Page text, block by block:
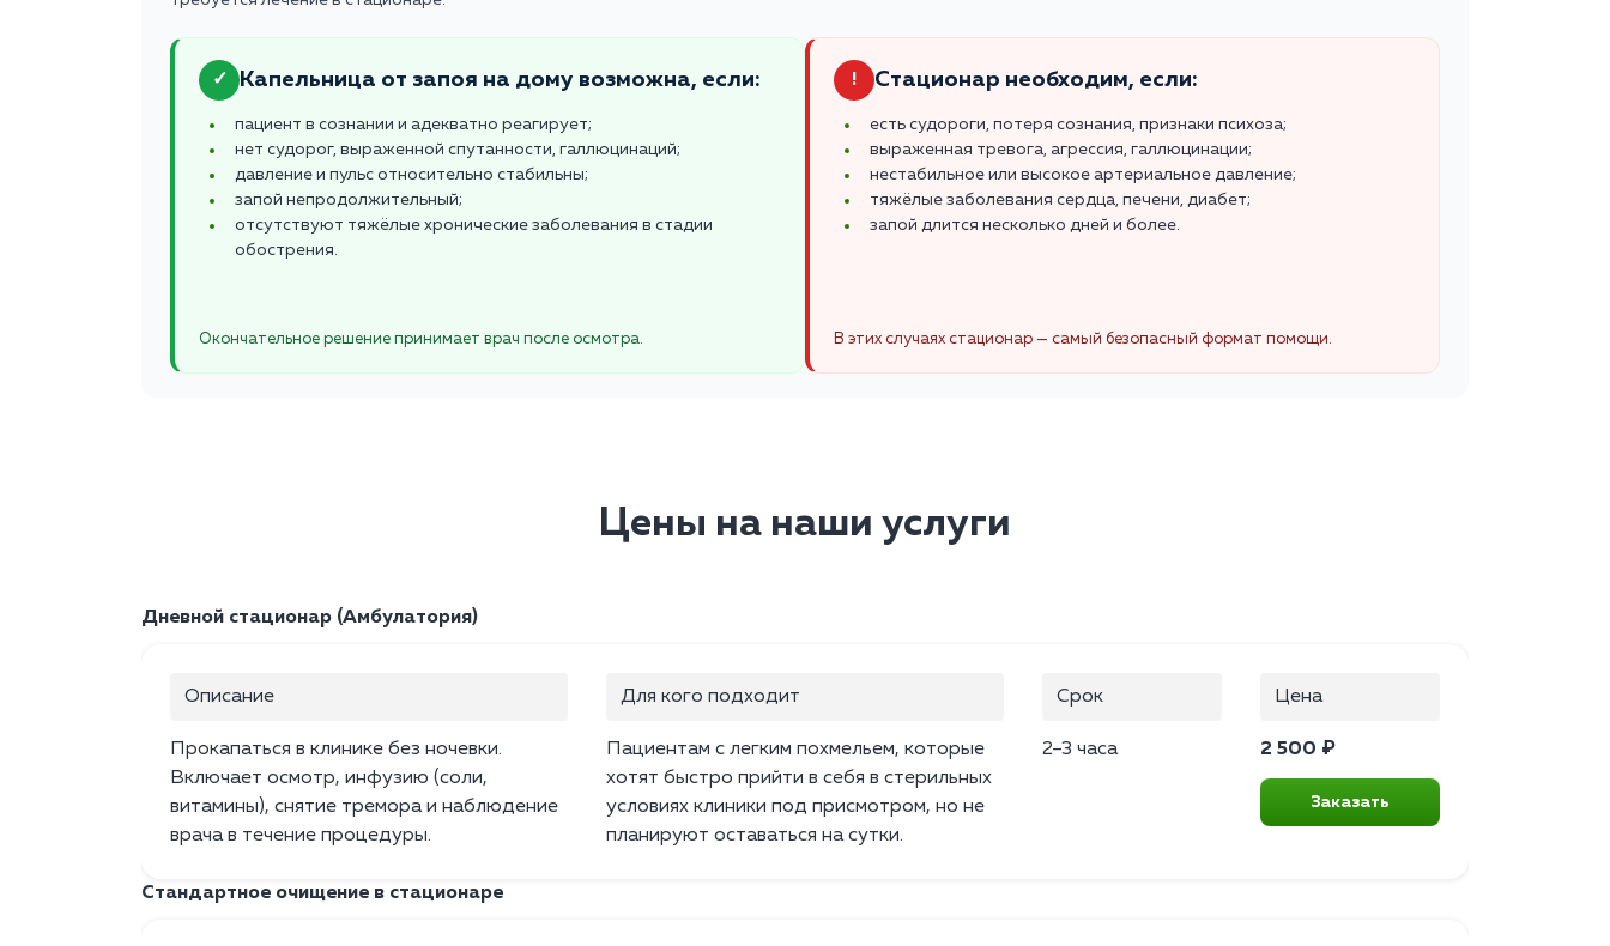
✓ Капельница от запоя на дому возможна, если:
пациент в сознании и адекватно реагирует;
нет судорог, выраженной спутанности, галлюцинаций;
давление и пульс относительно стабильны;
запой непродолжительный;
отсутствуют тяжёлые хронические заболевания в стадии
обострения.
Окончательное решение принимает врач после осмотра.
! Стационар необходим, если:
есть судороги, потеря сознания, признаки психоза;
выраженная тревога, агрессия, галлюцинации;
нестабильное или высокое артериальное давление;
тяжёлые заболевания сердца, печени, диабет;
запой длится несколько дней и более.
В этих случаях стационар — самый безопасный формат помощи.
Цены на наши услуги
Дневной стационар (Амбулатория)
Описание
Прокапаться в клинике без ночевки.
Включает осмотр, инфузию (соли,
витамины), снятие тремора и наблюдение
врача в течение процедуры.
Для кого подходит
Пациентам с легким похмельем, которые
хотят быстро прийти в себя в стерильных
условиях клиники под присмотром, но не
планируют оставаться на сутки.
Срок
2–3 часа
Цена
2 500 ₽
Заказать
Стандартное очищение в стационаре